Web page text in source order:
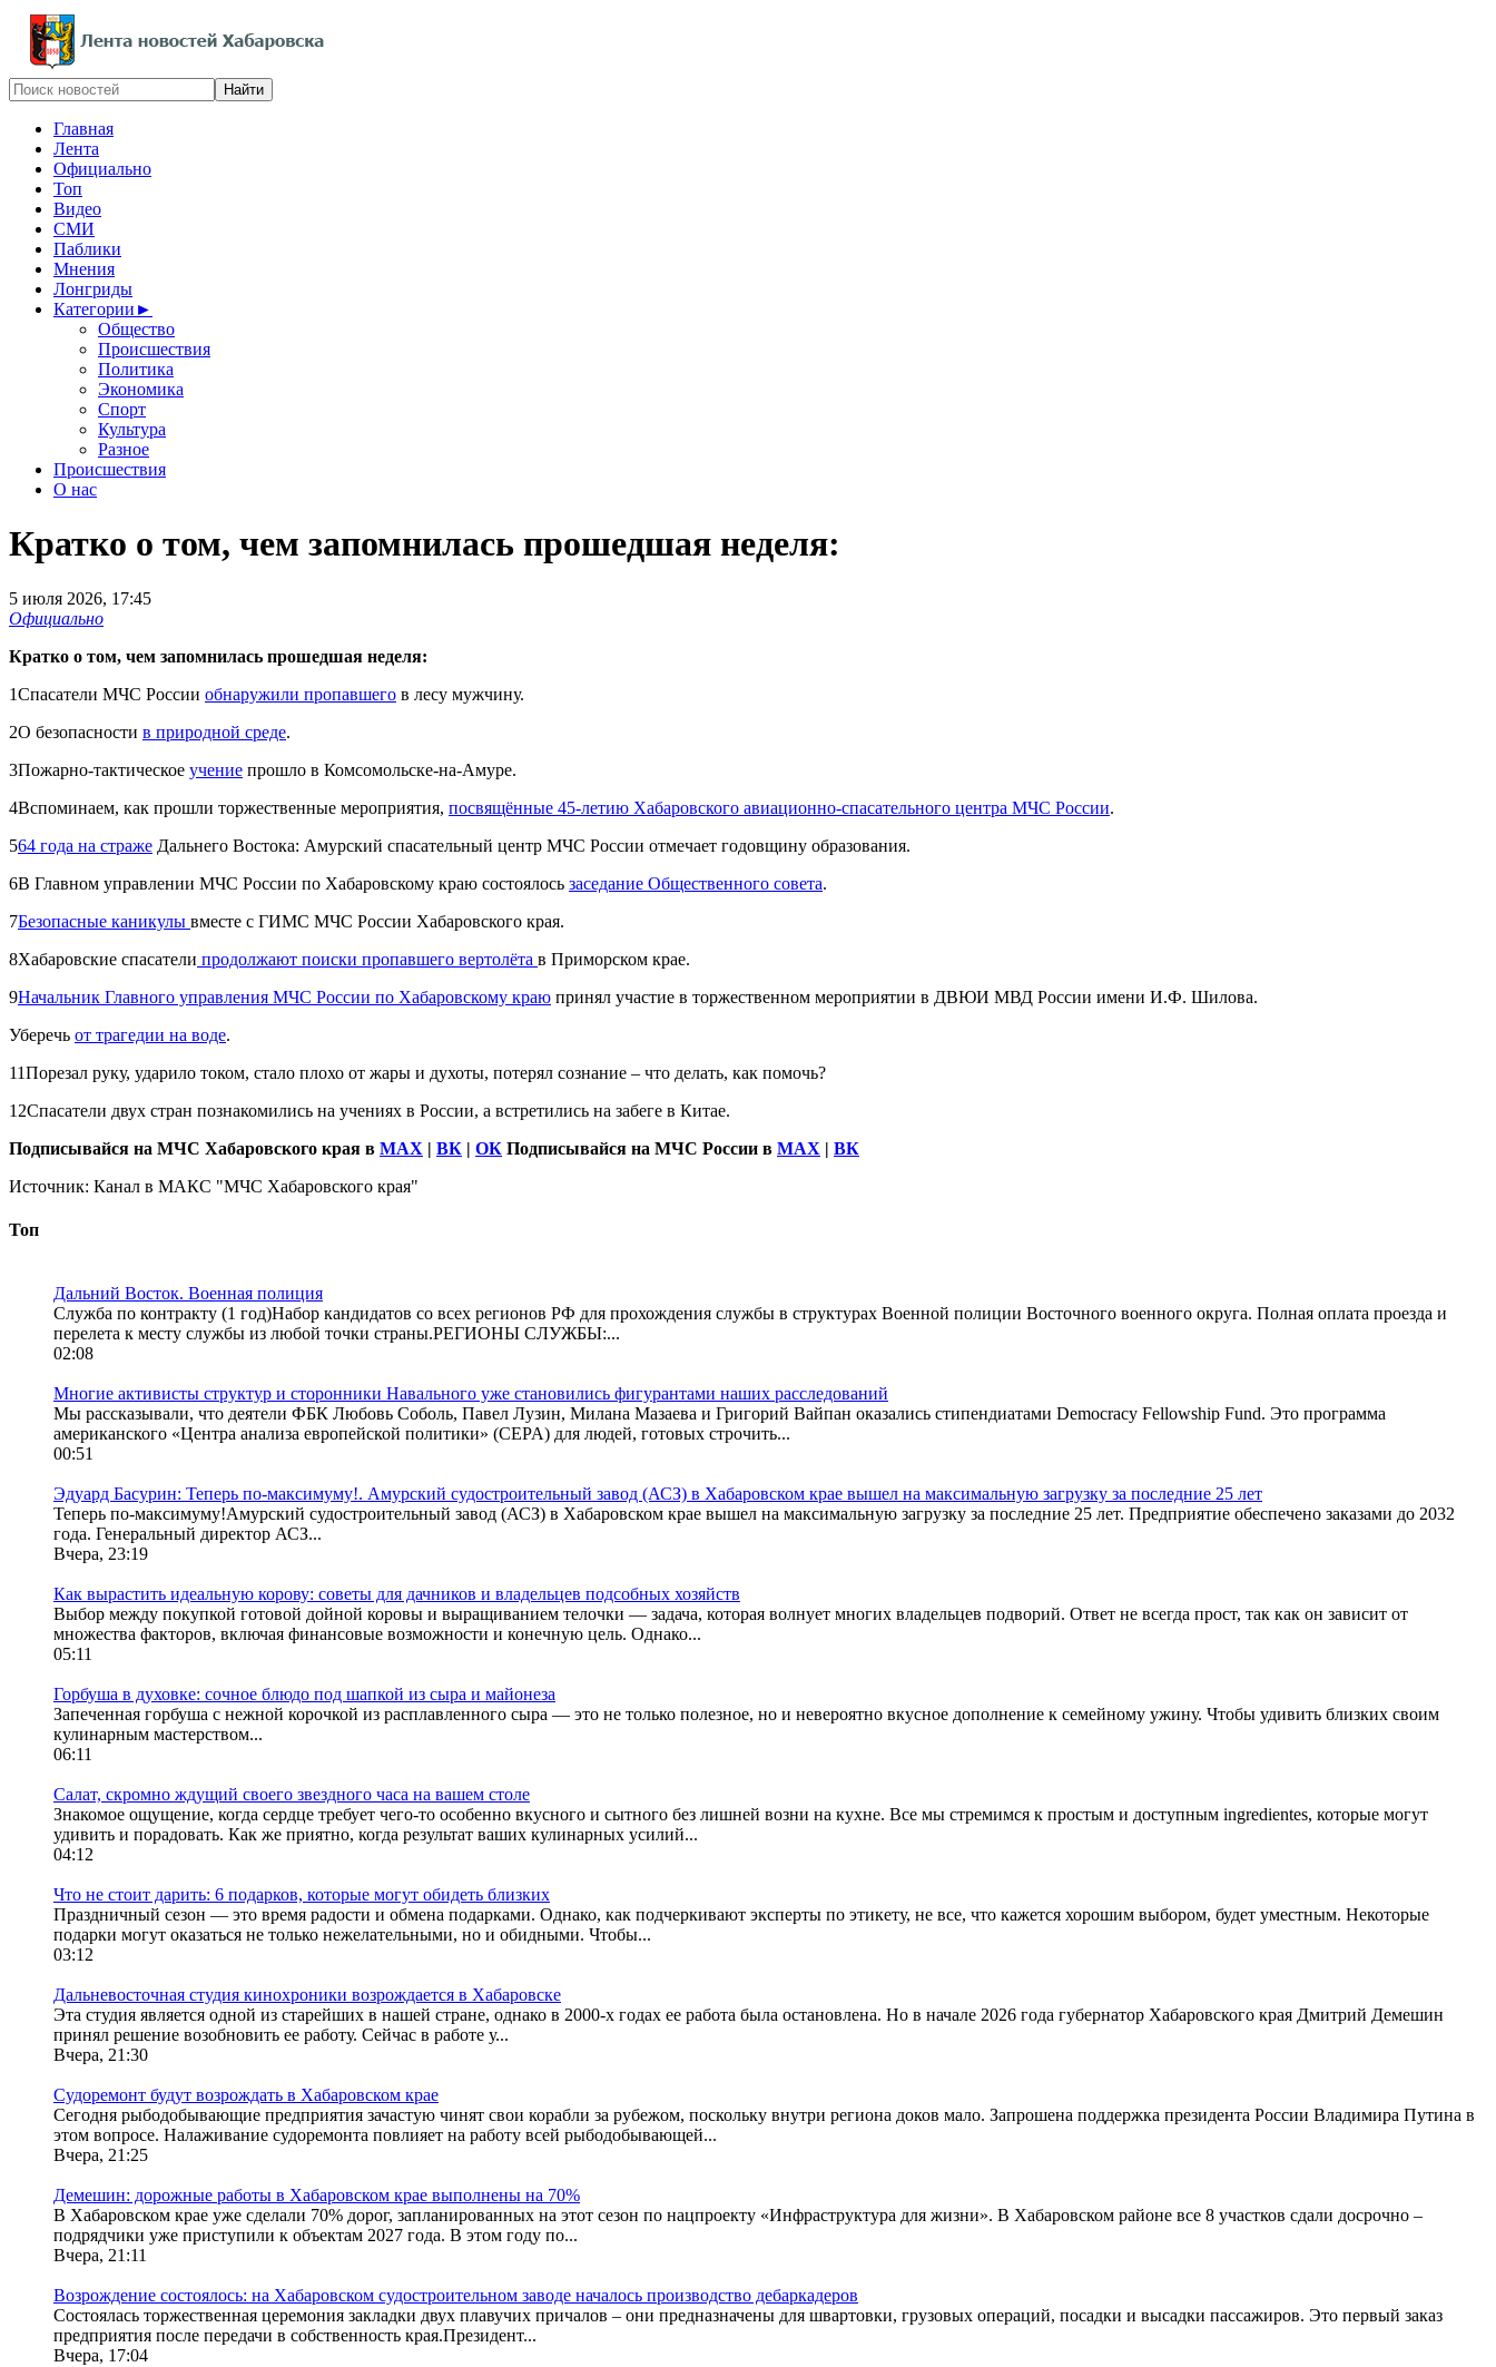
Главная
Лента
Официально
Топ
Видео
СМИ
Паблики
Мнения
Лонгриды
Категории ►
Общество
Происшествия
Политика
Экономика
Спорт
Культура
Разное
Происшествия
О нас
Кратко о том, чем запомнилась прошедшая неделя:
5 июля 2026, 17:45
Официально
Кратко о том, чем запомнилась прошедшая неделя:
1Спасатели МЧС России обнаружили пропавшего в лесу мужчину.
2О безопасности в природной среде.
3Пожарно-тактическое учение прошло в Комсомольске-на-Амуре.
4Вспоминаем, как прошли торжественные мероприятия, посвящённые 45-летию Хабаровского авиационно-спасательного центра МЧС России.
564 года на страже Дальнего Востока: Амурский спасательный центр МЧС России отмечает годовщину образования.
6В Главном управлении МЧС России по Хабаровскому краю состоялось заседание Общественного совета.
7Безопасные каникулы вместе с ГИМС МЧС России Хабаровского края.
8Хабаровские спасатели продолжают поиски пропавшего вертолёта в Приморском крае.
9Начальник Главного управления МЧС России по Хабаровскому краю принял участие в торжественном мероприятии в ДВЮИ МВД России имени И.Ф. Шилова.
Уберечь от трагедии на воде.
11Порезал руку, ударило током, стало плохо от жары и духоты, потерял сознание – что делать, как помочь?
12Спасатели двух стран познакомились на учениях в России, а встретились на забеге в Китае.
Подписывайся на МЧС Хабаровского края в МАХ | ВК | ОК Подписывайся на МЧС России в MAX | ВК
Источник: Канал в МАКС "МЧС Хабаровского края"
Топ
Дальний Восток. Военная полиция
Служба по контракту (1 год)Набор кандидатов со всех регионов РФ для прохождения службы в структурах Военной полиции Восточного военного округа. Полная оплата проезда и
перелета к месту службы из любой точки страны.РЕГИОНЫ СЛУЖБЫ:...
02:08
Многие активисты структур и сторонники Навального уже становились фигурантами наших расследований
Мы рассказывали, что деятели ФБК Любовь Соболь, Павел Лузин, Милана Мазаева и Григорий Вайпан оказались стипендиатами Democracy Fellowship Fund. Это программа
американского «Центра анализа европейской политики» (CEPA) для людей, готовых строчить...
00:51
Эдуард Басурин: Теперь по-максимуму!. Амурский судостроительный завод (АСЗ) в Хабаровском крае вышел на максимальную загрузку за последние 25 лет
Теперь по-максимуму!Амурский судостроительный завод (АСЗ) в Хабаровском крае вышел на максимальную загрузку за последние 25 лет. Предприятие обеспечено заказами до 2032
года. Генеральный директор АСЗ...
Вчера, 23:19
Как вырастить идеальную корову: советы для дачников и владельцев подсобных хозяйств
Выбор между покупкой готовой дойной коровы и выращиванием телочки — задача, которая волнует многих владельцев подворий. Ответ не всегда прост, так как он зависит от
множества факторов, включая финансовые возможности и конечную цель. Однако...
05:11
Горбуша в духовке: сочное блюдо под шапкой из сыра и майонеза
Запеченная горбуша с нежной корочкой из расплавленного сыра — это не только полезное, но и невероятно вкусное дополнение к семейному ужину. Чтобы удивить близких своим
кулинарным мастерством...
06:11
Салат, скромно ждущий своего звездного часа на вашем столе
Знакомое ощущение, когда сердце требует чего-то особенно вкусного и сытного без лишней возни на кухне. Все мы стремимся к простым и доступным ingredientes, которые могут
удивить и порадовать. Как же приятно, когда результат ваших кулинарных усилий...
04:12
Что не стоит дарить: 6 подарков, которые могут обидеть близких
Праздничный сезон — это время радости и обмена подарками. Однако, как подчеркивают эксперты по этикету, не все, что кажется хорошим выбором, будет уместным. Некоторые
подарки могут оказаться не только нежелательными, но и обидными. Чтобы...
03:12
Дальневосточная студия кинохроники возрождается в Хабаровске
Эта студия является одной из старейших в нашей стране, однако в 2000-х годах ее работа была остановлена. Но в начале 2026 года губернатор Хабаровского края Дмитрий Демешин
принял решение возобновить ее работу. Сейчас в работе у...
Вчера, 21:30
Судоремонт будут возрождать в Хабаровском крае
Сегодня рыбодобывающие предприятия зачастую чинят свои корабли за рубежом, поскольку внутри региона доков мало. Запрошена поддержка президента России Владимира Путина в
этом вопросе. Налаживание судоремонта повлияет на работу всей рыбодобывающей...
Вчера, 21:25
Демешин: дорожные работы в Хабаровском крае выполнены на 70%
В Хабаровском крае уже сделали 70% дорог, запланированных на этот сезон по нацпроекту «Инфраструктура для жизни». В Хабаровском районе все 8 участков сдали досрочно –
подрядчики уже приступили к объектам 2027 года. В этом году по...
Вчера, 21:11
Возрождение состоялось: на Хабаровском судостроительном заводе началось производство дебаркадеров
Состоялась торжественная церемония закладки двух плавучих причалов – они предназначены для швартовки, грузовых операций, посадки и высадки пассажиров. Это первый заказ
предприятия после передачи в собственность края.Президент...
Вчера, 17:04